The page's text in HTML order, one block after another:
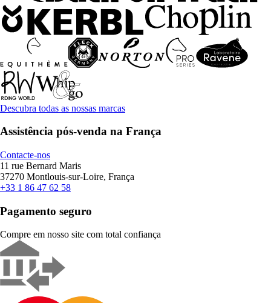
Descubra todas as nossas marcas
Assistência pós-venda na França
Contacte-nos
11 rue Bernard Maris
37270 Montlouis-sur-Loire, França
+33 1 86 47 62 58
Pagamento seguro
Compre em nosso site com total confiança